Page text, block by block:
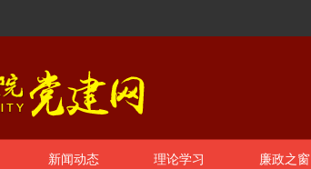
新闻动态 理论学习 廉政之窗